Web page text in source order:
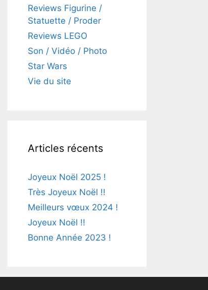
Reviews Figurine /
Statuette / Proder
Reviews LEGO
Son / Vidéo / Photo
Star Wars
Vie du site
Articles récents
Joyeux Noël 2025 !
Très Joyeux Noël !!
Meilleurs vœux 2024 !
Joyeux Noël !!
Bonne Année 2023 !